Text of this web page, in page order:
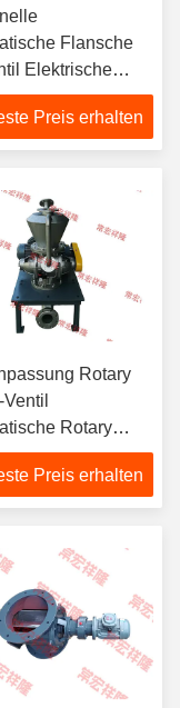
Flansche
Elektrische
Dispenser
Preis erhalten
Rotary
Rotary
Preis erhalten